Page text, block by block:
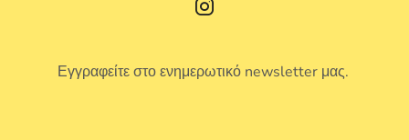
Εγγραφείτε στο ενημερωτικό newsletter μας.